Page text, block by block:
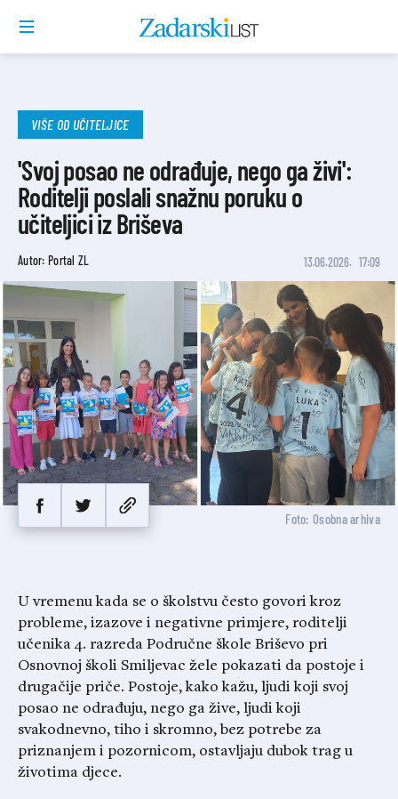
VIŠE OD UČITELJICE
'Svoj posao ne odrađuje, nego ga živi':
Roditelji poslali snažnu poruku o
učiteljici iz Briševa
Autor: Portal ZL 13.06.2026. 17:09
Foto: Osobna arhiva
U vremenu kada se o školstvu često govori kroz
probleme, izazove i negativne primjere, roditelji
učenika 4. razreda Područne škole Briševo pri
Osnovnoj školi Smiljevac žele pokazati da postoje i
drugačije priče. Postoje, kako kažu, ljudi koji svoj
posao ne odrađuju, nego ga žive, ljudi koji
svakodnevno, tiho i skromno, bez potrebe za
priznanjem i pozornicom, ostavljaju dubok trag u
životima djece.